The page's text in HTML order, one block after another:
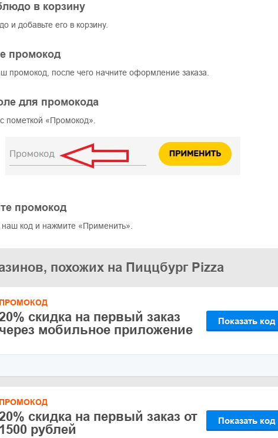
в корзину
и добавьте его в корзину.
промокод
промокод, после чего начните оформление заказа.
для промокода
пометкой «Промокод».
промокод
наш код и нажмите «Применить».
похожих на Пиццбург Pizza
ПРОМОКОД
скидка на первый заказ
через мобильное приложение
Показать код
ПРОМОКОД
скидка на первый заказ от
1500 рублей
Показать код